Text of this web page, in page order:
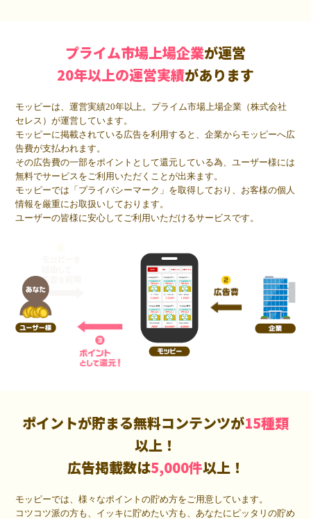
プライム市場上場企業が運営
20年以上の運営実績があります
モッピーは、運営実績20年以上。プライム市場上場企業（株式会社
セレス）が運営しています。
モッピーに掲載されている広告を利用すると、企業からモッピーへ広
告費が支払われます。
その広告費の一部をポイントとして還元している為、ユーザー様には
無料でサービスをご利用いただくことが出来ます。
モッピーでは「プライバシーマーク」を取得しており、お客様の個人
情報を厳重にお取扱いしております。
ユーザーの皆様に安心してご利用いただけるサービスです。
ポイントが貯まる無料コンテンツが15種類
以上！
広告掲載数は5,000件以上！
モッピーでは、様々なポイントの貯め方をご用意しています。
コツコツ派の方も、イッキに貯めたい方も、あなたにピッタリの貯め